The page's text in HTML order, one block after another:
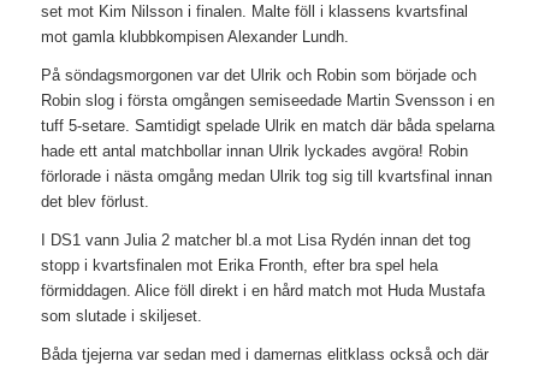
set mot Kim Nilsson i finalen. Malte föll i klassens kvartsfinal
mot gamla klubbkompisen Alexander Lundh.
På söndagsmorgonen var det Ulrik och Robin som började och
Robin slog i första omgången semiseedade Martin Svensson i en
tuff 5-setare. Samtidigt spelade Ulrik en match där båda spelarna
hade ett antal matchbollar innan Ulrik lyckades avgöra! Robin
förlorade i nästa omgång medan Ulrik tog sig till kvartsfinal innan
det blev förlust.
I DS1 vann Julia 2 matcher bl.a mot Lisa Rydén innan det tog
stopp i kvartsfinalen mot Erika Fronth, efter bra spel hela
förmiddagen. Alice föll direkt i en hård match mot Huda Mustafa
som slutade i skiljeset.
Båda tjejerna var sedan med i damernas elitklass också och där